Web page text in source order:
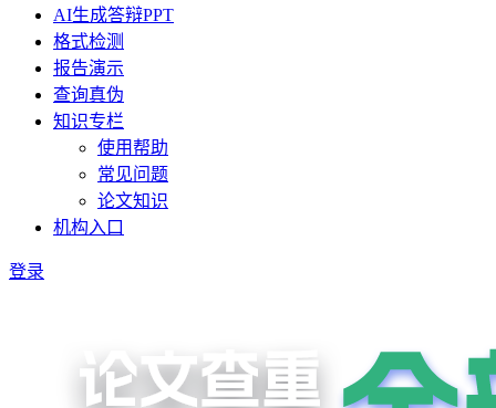
AI生成答辩PPT
格式检测
报告演示
查询真伪
知识专栏
使用帮助
常见问题
论文知识
机构入口
登录